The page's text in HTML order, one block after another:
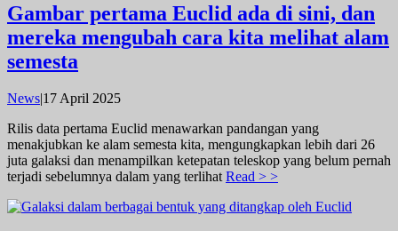
Gambar pertama Euclid ada di sini, dan
mereka mengubah cara kita melihat alam
semesta
News 17 April 2025oleh
Rilis data pertama Euclid menawarkan pandangan yang
menakjubkan ke alam semesta kita, mengungkapkan lebih dari 26
juta galaksi dan menampilkan ketepatan teleskop yang belum pernah
terjadi sebelumnya dalam yang terlihatRead > >